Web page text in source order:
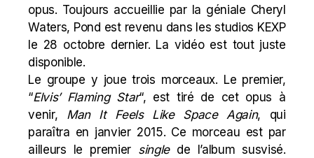
opus. Toujours accueillie par la géniale Cheryl
Waters, Pond est revenu dans les studios KEXP
le 28 octobre dernier. La vidéo est tout juste
disponible.
Le groupe y joue trois morceaux. Le premier,
“Elvis’ Flaming Star“, est tiré de cet opus à
venir, Man It Feels Like Space Again, qui
paraîtra en janvier 2015. Ce morceau est par
ailleurs le premier single de l’album susvisé.